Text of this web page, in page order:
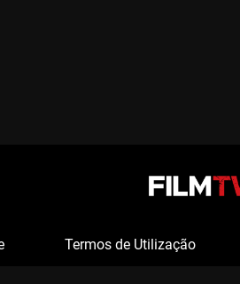
Termos de Utilização